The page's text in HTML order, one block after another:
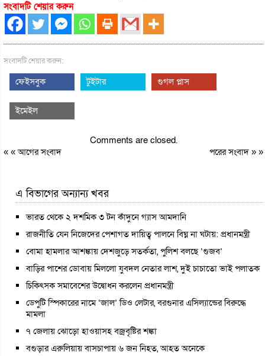
সংবাদটি শেয়ার করুন
সংবাদটি শেয়ার করুন:
ফেইসবুক টুইটার গুগল প্লাস
ইমেইল
Comments are closed.
« «আগের সংবাদ পরের সংবাদ» »
এ বিভাগের অন্যান্য খবর
ভারত থেকে ২ দশমিক ৩ টন কাঁদুনে গ্যাস আমদানি
রাজনীতি যেন নিজেদের পেশাগত দায়িত্ব পালনে বিঘ্ন না ঘটায়: প্রধানমন্ত্রী
বোমা হামলার আশঙ্কায় দেশজুড়ে সতর্কতা, পুলিশ বলছে ‘গুজব’
বাড়ির পাশের ডোবায় মিললো যুবদল নেতার লাশ, দুই চাচাতো ভাই পলাতক
চিকিৎসক সমাবেশের উদ্বোধন করলেন প্রধানমন্ত্রী
ডেপুটি স্পিকারের নামে ‘জাল’ ডিও লেটার, বরগুনার এসিল্যান্ডের বিরুদ্ধে
মামলা
৭ জেলায় ঝোড়ো হাওয়াসহ বজ্রবৃষ্টির শঙ্কা
বগুড়ার এরুলিয়ায় বাসচাপায় ৬ জন নিহত, আহত অনেকে